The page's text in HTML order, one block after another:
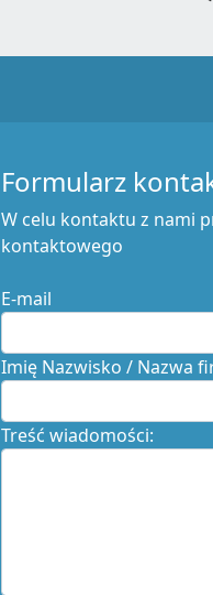
Formularz
W celu kontaktu z nami
kontaktowego
E-mail
Imię Nazwisko / Nazwa
Treść wiadomości: